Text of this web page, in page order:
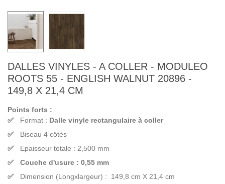
DALLES VINYLES - A COLLER - MODULEO
ROOTS 55 - ENGLISH WALNUT 20896 -
149,8 X 21,4 CM
Points forts :
Format : Dalle vinyle rectangulaire à coller
Biseau 4 côtés
Epaisseur totale : 2,500 mm
Couche d'usure : 0,55 mm
Dimension (Longxlargeur) : 149,8 cm X 21,4 cm